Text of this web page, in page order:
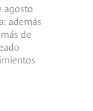
agosto
además
de